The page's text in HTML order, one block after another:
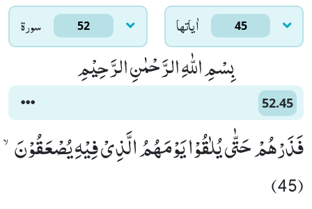
سورۃ 52 اٰياتها 45
بِسْمِ اللّٰهِ الرَّحْمٰنِ الرَّحِیْمِ
52.45
فَذَرْهُمْ حَتّٰى یُلٰقُوْا یَوْمَهُمُ الَّذِیْ فِیْهِ یُصْعَقُوْنَۙ
(45)